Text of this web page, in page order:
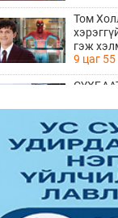
Том
гэж
9 цаг
11 цаг
Ирэх
12 цаг